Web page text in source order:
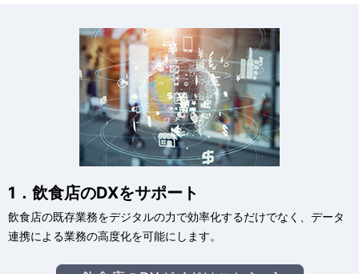
1．飲食店のDXをサポート
飲食店の既存業務をデジタルの力で効率化するだけでなく、データ
連携による業務の高度化を可能にします。